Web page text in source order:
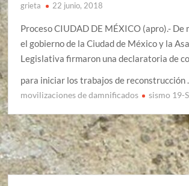
grieta 22 junio, 2018
Proceso CIUDAD DE MÉXICO (apro).- De
el gobierno de la Ciudad de México y la
Legislativa firmaron una declaratoria de
para iniciar los trabajos de reconstrucción
movilizaciones de damnificados sismo 19-S